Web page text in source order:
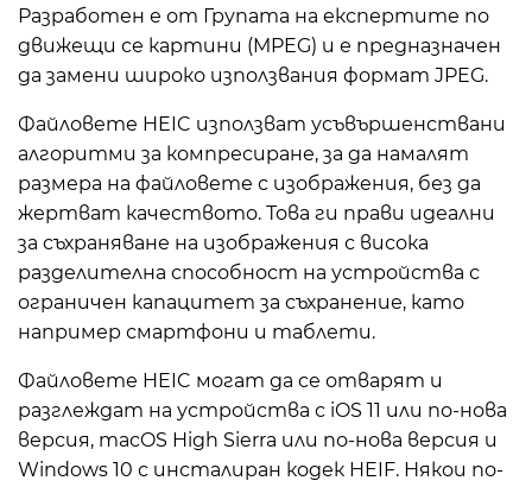
Разработен е от Групата на експертите по
движещи се картини (MPEG) и е предназначен
да замени широко използвания формат JPEG.
Файловете HEIC използват усъвършенствани
алгоритми за компресиране, за да намалят
размера на файловете с изображения, без да
жертват качеството. Това ги прави идеални
за съхраняване на изображения с висока
разделителна способност на устройства с
ограничен капацитет за съхранение, като
например смартфони и таблети.
Файловете HEIC могат да се отварят и
разглеждат на устройства с iOS 11 или по-нова
версия, macOS High Sierra или по-нова версия и
Windows 10 с инсталиран кодек HEIF. Някои по-